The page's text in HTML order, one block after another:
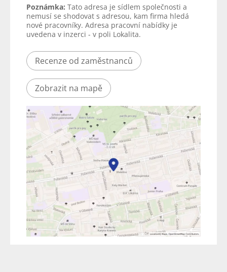
Poznámka: Tato adresa je sídlem společnosti a
nemusí se shodovat s adresou, kam firma hledá
nové pracovníky. Adresa pracovní nabídky je
uvedena v inzerci - v poli Lokalita.
Recenze od zaměstnanců
Zobrazit na mapě